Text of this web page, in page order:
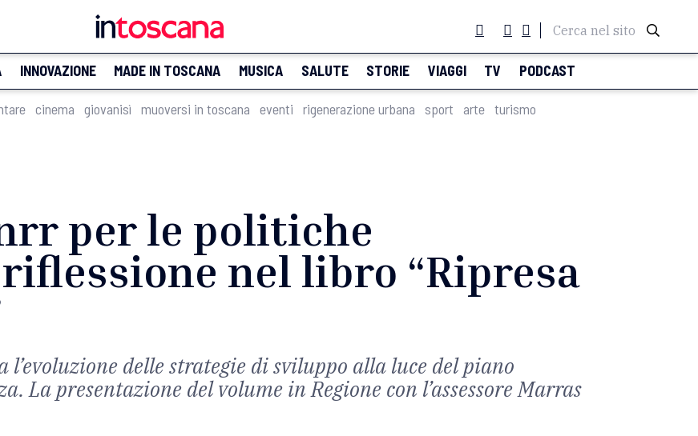
Cerca nel sito
INNOVAZIONE MADE IN TOSCANA MUSICA SALUTE STORIE VIAGGI TV PODCAST
cinema giovanisì muoversi in toscana eventi rigenerazione urbana sport arte turismo
per le politiche
nel libro “Ripresa
l’evoluzione delle strategie di sviluppo alla luce del piano
La presentazione del volume in Regione con l’assessore Marras